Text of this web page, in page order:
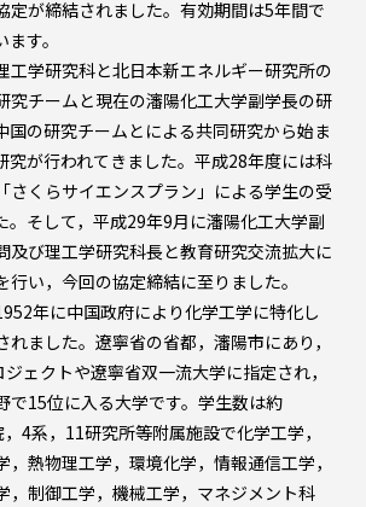
定が締結されました。有効期間は5年間で
す。
工学研究科と北日本新エネルギー研究所の
究チームと現在の瀋陽化工大学副学長の研
国の研究チームとによる共同研究から始ま
究が行われてきました。平成28年度には科
さくらサイエンスプラン」による学生の受
。そして，平成29年9月に瀋陽化工大学副
及び理工学研究科長と教育研究交流拡大に
行い，今回の協定締結に至りました。
年に中国政府により化学工学に特化し
れました。遼寧省の省都，瀋陽市にあり，
ェクトや遼寧省双一流大学に指定され，
で15位に入る大学です。学生数は約
4系，11研究所等附属施設で化学工学，
，熱物理工学，環境化学，情報通信工学，
，制御工学，機械工学，マネジメント科